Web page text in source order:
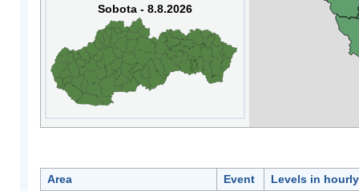
Sobota - 8.8.2026
Area Event
Levels in